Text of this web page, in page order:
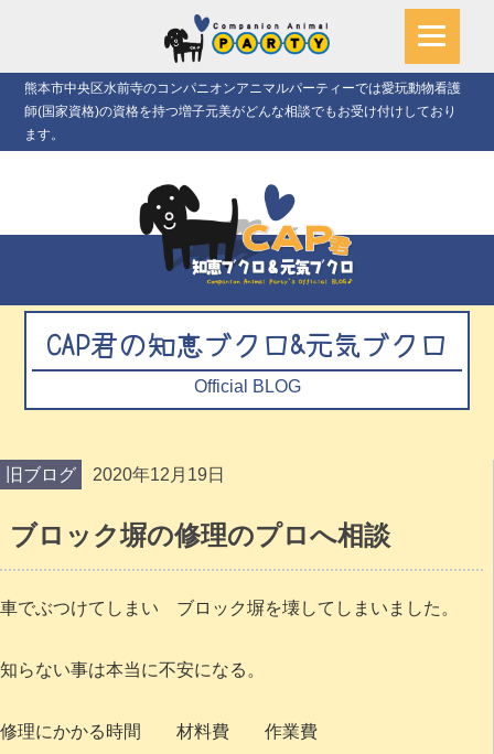
熊本市中央区水前寺のコンパニオンアニマルパーティーでは愛玩動物看護
師(国家資格)の資格を持つ増子元美がどんな相談でもお受け付けしており
ます。
CAP君の知恵ブクロ&元気ブクロ
Official BLOG
旧ブログ 2020年12月19日
ブロック塀の修理のプロへ相談
車でぶつけてしまい ブロック塀を壊してしまいました。
知らない事は本当に不安になる。
修理にかかる時間 材料費 作業費